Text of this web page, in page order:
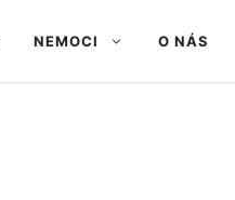
NEMOCI O NÁS